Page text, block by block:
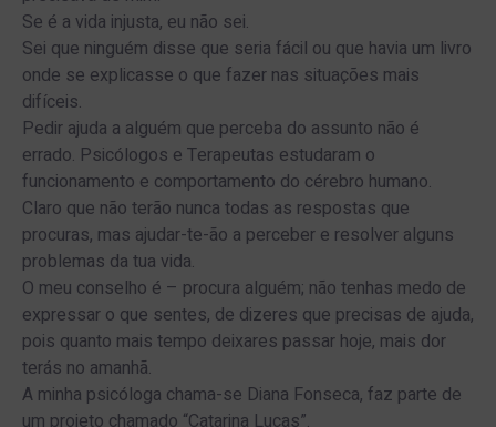
Se é a vida injusta, eu não sei.
Sei que ninguém disse que seria fácil ou que havia um livro
onde se explicasse o que fazer nas situações mais
difíceis.
Pedir ajuda a alguém que perceba do assunto não é
errado. Psicólogos e Terapeutas estudaram o
funcionamento e comportamento do cérebro humano.
Claro que não terão nunca todas as respostas que
procuras, mas ajudar-te-ão a perceber e resolver alguns
problemas da tua vida.
O meu conselho é – procura alguém; não tenhas medo de
expressar o que sentes, de dizeres que precisas de ajuda,
pois quanto mais tempo deixares passar hoje, mais dor
terás no amanhã.
A minha psicóloga chama-se Diana Fonseca, faz parte de
um projeto chamado “Catarina Lucas”.